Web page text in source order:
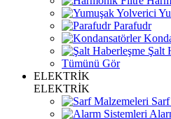
Parafudr
Şalt
Tümünü Gör
ELEKTRİK
ELEKTRİK